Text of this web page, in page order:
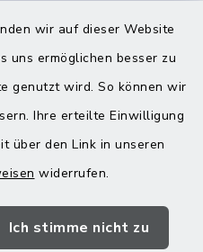
wir auf dieser Website
uns ermöglichen besser zu
genutzt wird. So können wir
Ihre erteilte Einwilligung
über den Link in unseren
widerrufen.
Ich stimme nicht zu